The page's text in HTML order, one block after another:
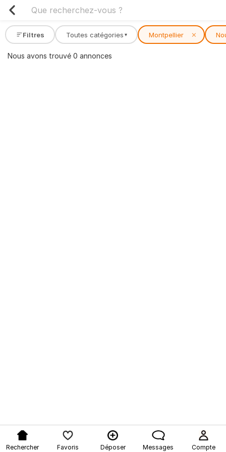
Filtres Toutes catégories ▾ Montpellier ✕
Nous avons trouvé 0 annonces
Rechercher Favoris Déposer Messages Compte